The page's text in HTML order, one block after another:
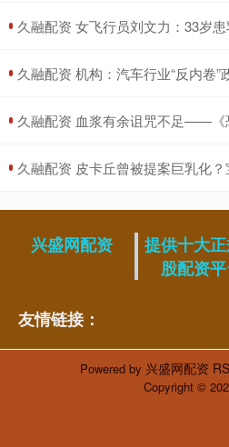
久融配资 女飞行员刘文力：33岁患乳腺癌，术后5个月
久融配资 机构：汽车行业“反内卷”
久融配资 血浆有余诅咒不足——《
久融配资 皮卡丘曾被提案巨乳化？宝可梦公司社长
兴盛网配资
提供十大
股配资
友情链接：
Powered by 兴盛网配资
Copyright ©